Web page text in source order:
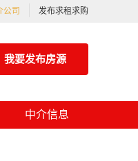
公司 发布求租求购
我要发布房源
中介信息